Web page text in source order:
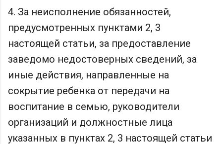
4. За неисполнение обязанностей,
предусмотренных пунктами 2, 3
настоящей статьи, за предоставление
заведомо недостоверных сведений, за
иные действия, направленные на
сокрытие ребенка от передачи на
воспитание в семью, руководители
организаций и должностные лица
указанных в пунктах 2, 3 настоящей статьи